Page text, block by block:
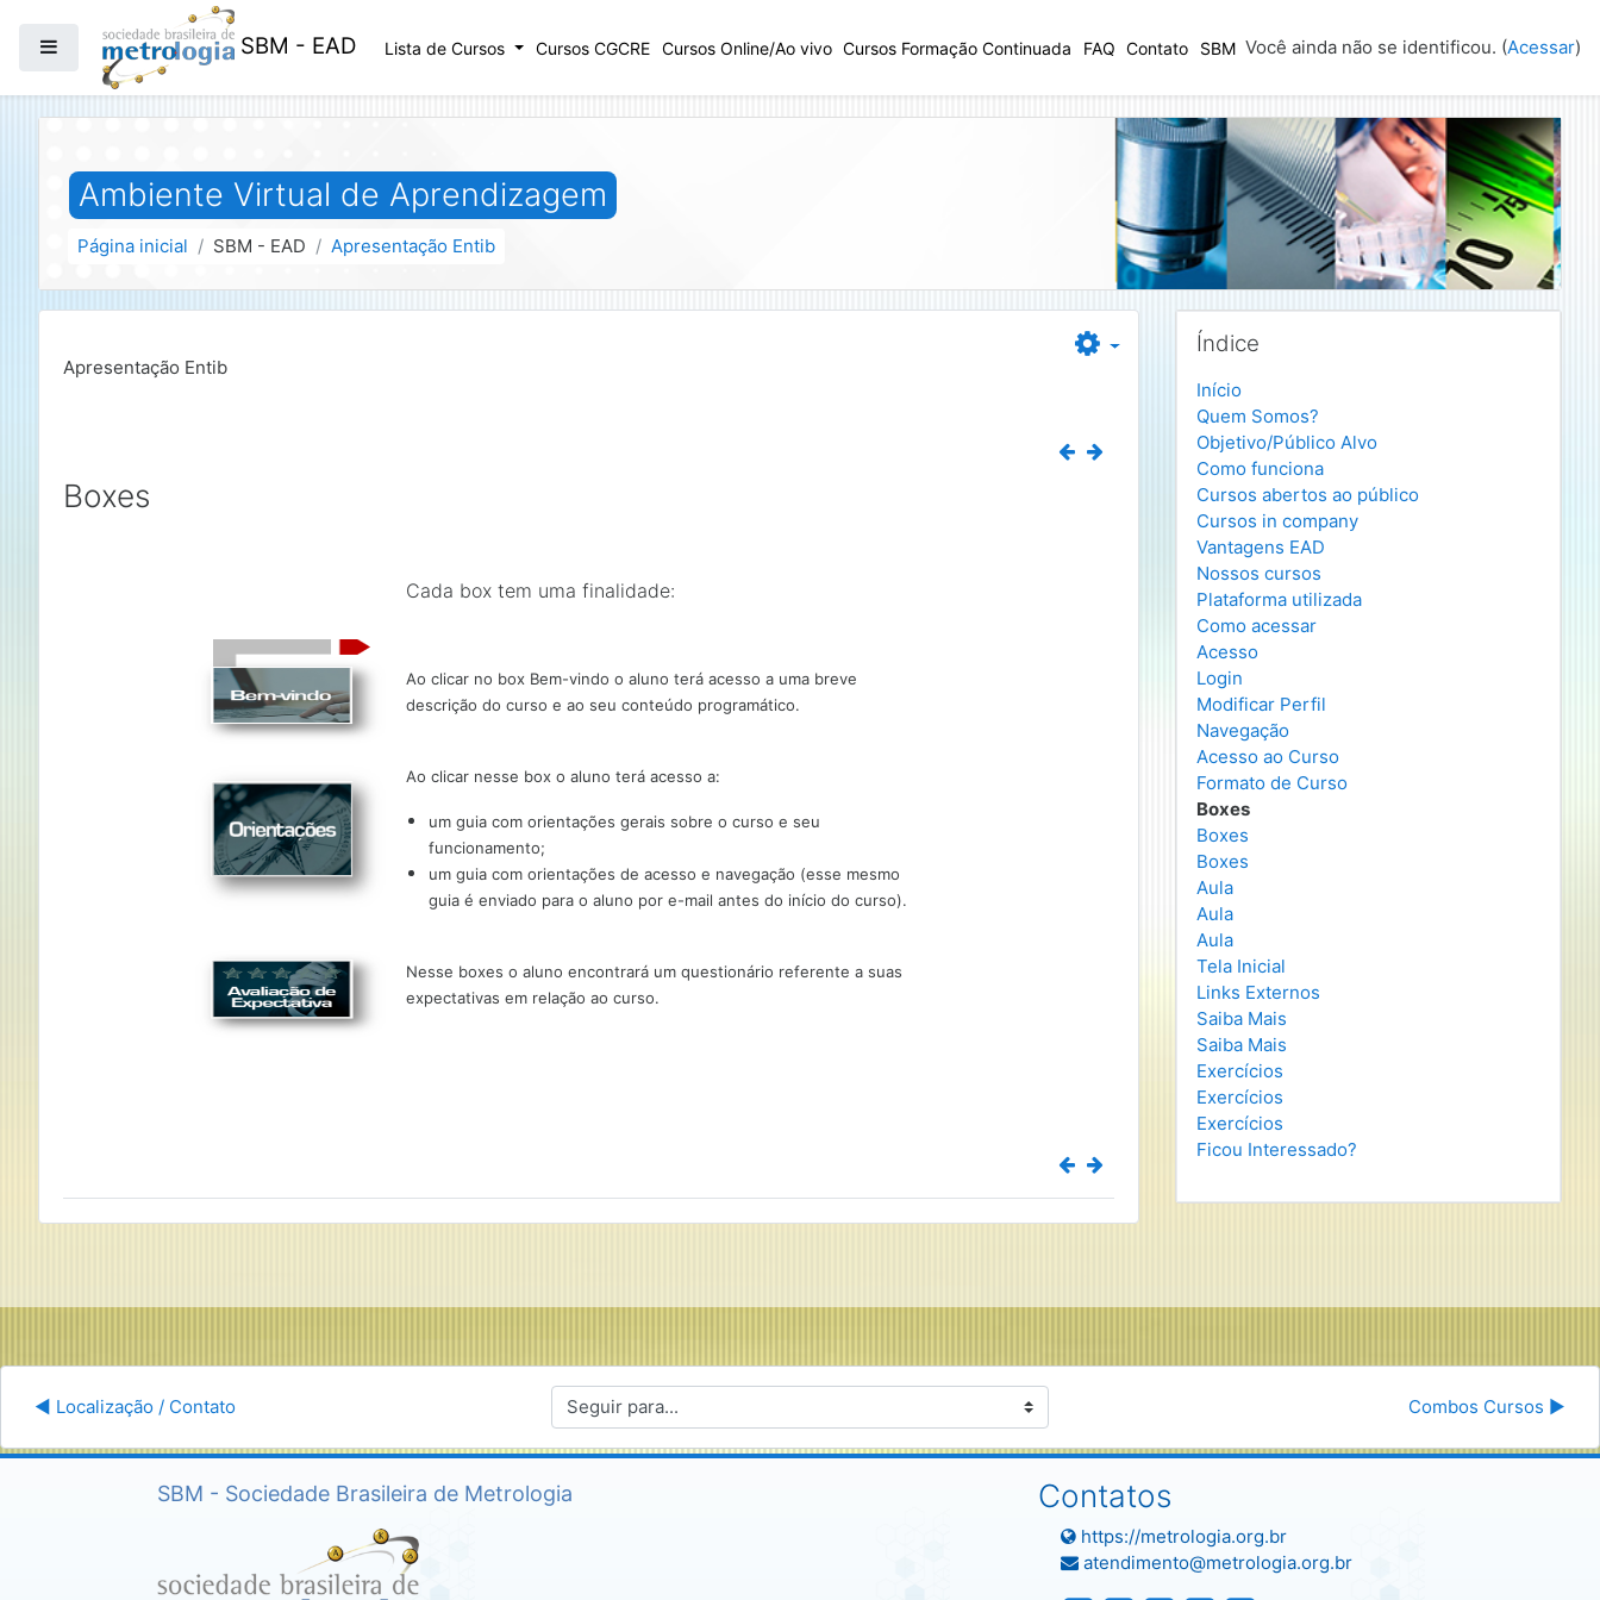
Ir para o conteúdo principal
Painel lateral
SBM - EAD Lista de Cursos Cursos CGCRE Cursos Online/Ao vivo Cursos Formação Continuada FAQ Contato SBM Você ainda não se identificou. (Acessar)
Ambiente Virtual de Aprendizagem
Página inicial SBM - EAD Apresentação Entib
Apresentação Entib
Boxes
Cada box tem uma finalidade:
Ao clicar no box Bem-vindo o aluno terá acesso a uma breve
descrição do curso e ao seu conteúdo programático.
Ao clicar nesse box o aluno terá acesso a:
um guia com orientações gerais sobre o curso e seu
funcionamento;
um guia com orientações de acesso e navegação (esse mesmo
guia é enviado para o aluno por e-mail antes do início do curso).
Nesse boxes o aluno encontrará um questionário referente a suas
expectativas em relação ao curso.
Índice
Início
Quem Somos?
Objetivo/Público Alvo
Como funciona
Cursos abertos ao público
Cursos in company
Vantagens EAD
Nossos cursos
Plataforma utilizada
Como acessar
Acesso
Login
Modificar Perfil
Navegação
Acesso ao Curso
Formato de Curso
Boxes
Boxes
Boxes
Aula
Aula
Aula
Tela Inicial
Links Externos
Saiba Mais
Saiba Mais
Exercícios
Exercícios
Exercícios
Ficou Interessado?
◀︎ Localização / Contato Seguir para... Combos Cursos ▶︎
SBM - Sociedade Brasileira de Metrologia Contatos
https://metrologia.org.br
atendimento@metrologia.org.br